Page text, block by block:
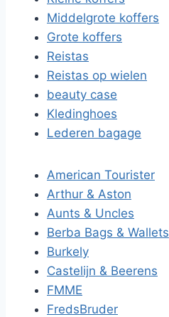
Middelgrote koffers
Grote koffers
Reistas
Reistas op wielen
beauty case
Kledinghoes
Lederen bagage
American Tourister
Arthur & Aston
Aunts & Uncles
Berba Bags & Wallets
Burkely
Castelijn & Beerens
FMME
FredsBruder